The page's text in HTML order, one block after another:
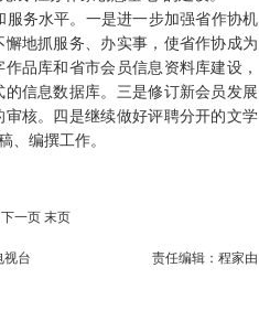
务水平。一是进一步加强省作协机
地抓服务、办实事，使省作协成为
品库和省市会员信息资料库建设，
信息数据库。三是修订新会员发展
核。四是继续做好评聘分开的文学
、编撰工作。
下一页 末页
视台
责任编辑：程家由